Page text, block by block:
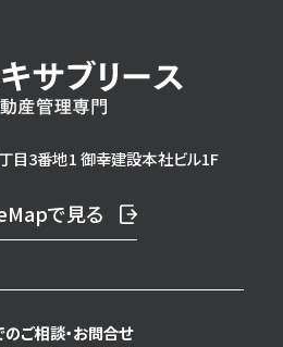
目3番地1 御幸建設本社ビル1F
で見る
ご相談・お問合せ